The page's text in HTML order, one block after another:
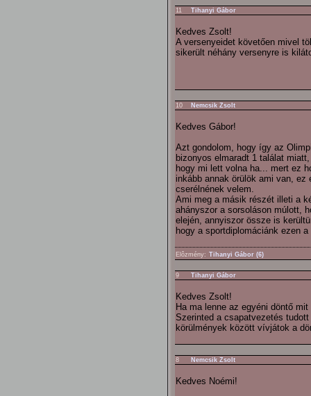
11 Tihanyi Gábor
Kedves Zsolt!
A versenyeidet követően mivel
sikerült néhány versenyre is
10 Nemcsik Zsolt
Kedves Gábor!
Azt gondolom, hogy így az
bizonyos elmaradt 1 találat
hogy mi lett volna ha... mert ez
inkább annak örülök ami van, ez
cserélnének velem.
Ami meg a másik részét illeti a
ahányszor a sorsoláson múlott,
elején, annyiszor össze is
hogy a sportdiplomáciánk ezen
Elôzmény: Tihanyi Gábor (6)
9 Tihanyi Gábor
Kedves Zsolt!
Ha ma lenne az egyéni döntő
Szerinted a csapatvezetés
körülmények között vívjátok a
8 Nemcsik Zsolt
Kedves Noémi!